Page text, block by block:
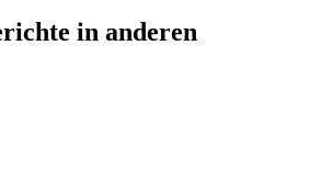
in anderen